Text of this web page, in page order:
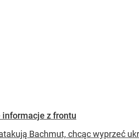
informacje z frontu
Bachmut, chcąc wyprzeć